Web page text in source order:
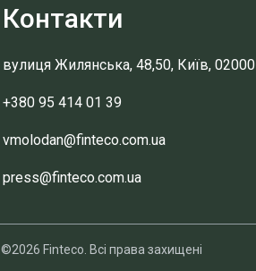
Контакти
вулиця Жилянська, 48,50, Київ, 02000
+380 95 414 01 39
vmolodan@finteco.com.ua
press@finteco.com.ua
©2026 Finteco. Всі права захищені